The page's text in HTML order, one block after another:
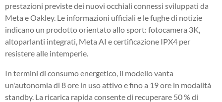
prestazioni previste dei nuovi occhiali connessi sviluppati da
Meta e Oakley. Le informazioni ufficiali e le fughe di notizie
indicano un prodotto orientato allo sport: fotocamera 3K,
altoparlanti integrati, Meta AI e certificazione IPX4 per
resistere alle intemperie.
In termini di consumo energetico, il modello vanta
un'autonomia di 8 ore in uso attivo e fino a 19 ore in modalità
standby. La ricarica rapida consente di recuperare 50 % di